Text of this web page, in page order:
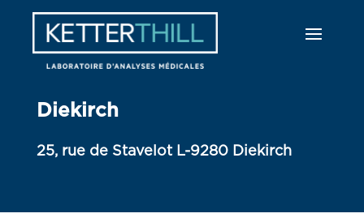
Diekirch
25, rue de Stavelot L-9280 Diekirch